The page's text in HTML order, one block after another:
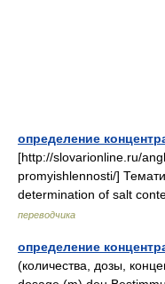
определение
[http://slovarionline.ru/
promyishlennosti/]
determination of salt
переводчика
определение
(количества, дозы,